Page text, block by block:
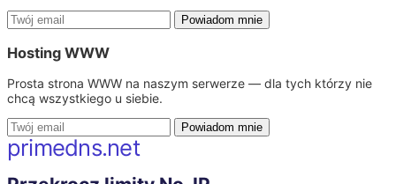
Powiadom mnie
Hosting WWW
Prosta strona WWW na naszym serwerze — dla tych którzy nie
chcą wszystkiego u siebie.
Powiadom mnie
primedns.net